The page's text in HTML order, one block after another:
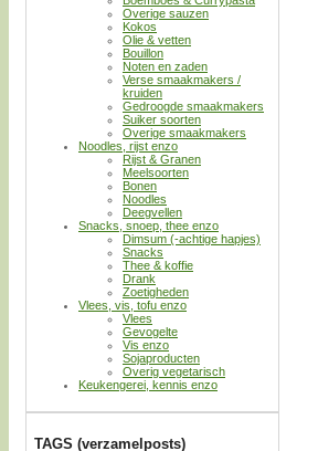
Overige sauzen
Kokos
Olie & vetten
Bouillon
Noten en zaden
Verse smaakmakers /
kruiden
Gedroogde smaakmakers
Suiker soorten
Overige smaakmakers
Noodles, rijst enzo
Rijst & Granen
Meelsoorten
Bonen
Noodles
Deegvellen
Snacks, snoep, thee enzo
Dimsum (-achtige hapjes)
Snacks
Thee & koffie
Drank
Zoetigheden
Vlees, vis, tofu enzo
Vlees
Gevogelte
Vis enzo
Sojaproducten
Overig vegetarisch
Keukengerei, kennis enzo
TAGS (verzamelposts)